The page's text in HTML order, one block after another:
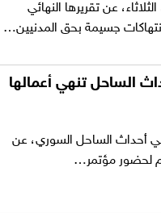
عن تقريرها النهائي
جسيمة بحق المدنيين…
الساحل تنهي أعمالها
أحداث الساحل السوري، عن
لحضور مؤتمر…